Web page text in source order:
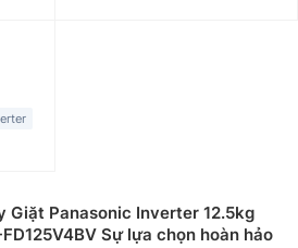
Giặt Panasonic Inverter 12.5kg
Sự lựa chọn hoàn hảo